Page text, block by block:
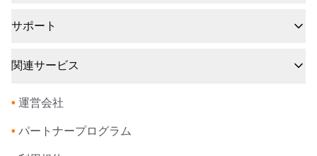
サポート
関連サービス
• 運営会社
• パートナープログラム